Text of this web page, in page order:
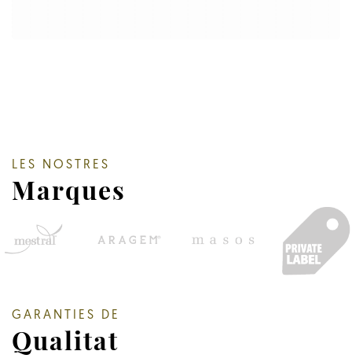
LES NOSTRES
Marques
GARANTIES DE
Qualitat